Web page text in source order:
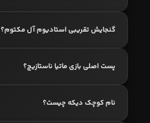
گنجایش تقریبی استادیوم آل مکتوم؟
پست اصلی بازی ماتیا ناستازیچ؟
نام کوچک دیکه چیست؟